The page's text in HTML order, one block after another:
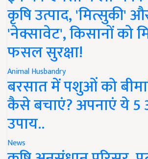
कृषि उत्पाद, 'मित्सुकी'
'नेक्सावेट', किसानों को
फसल सुरक्षा!
Animal Husbandry
बरसात में पशुओं को
कैसे बचाएं? अपनाएं ये
उपाय..
News